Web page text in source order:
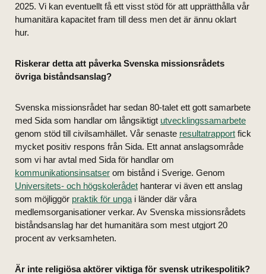
2025. Vi kan eventuellt få ett visst stöd för att upprätthålla vår
humanitära kapacitet fram till dess men det är ännu oklart
hur.
Riskerar detta att påverka Svenska missionsrådets
övriga biståndsanslag?
Svenska missionsrådet har sedan 80-talet ett gott samarbete
med Sida som handlar om långsiktigt utvecklingssamarbete
genom stöd till civilsamhället. Vår senaste resultatrapportfick
mycket positiv respons från Sida. Ett annat anslagsområde
som vi har avtal med Sida för handlar om
kommunikationsinsatserom bistånd i Sverige. Genom
Universitets- och högskolerådethanterar vi även ett anslag
som möjliggör praktik för ungai länder där våra
medlemsorganisationer verkar. Av Svenska missionsrådets
biståndsanslag har det humanitära som mest utgjort 20
procent av verksamheten.
Är inte religiösa aktörer viktiga för svensk utrikespolitik?